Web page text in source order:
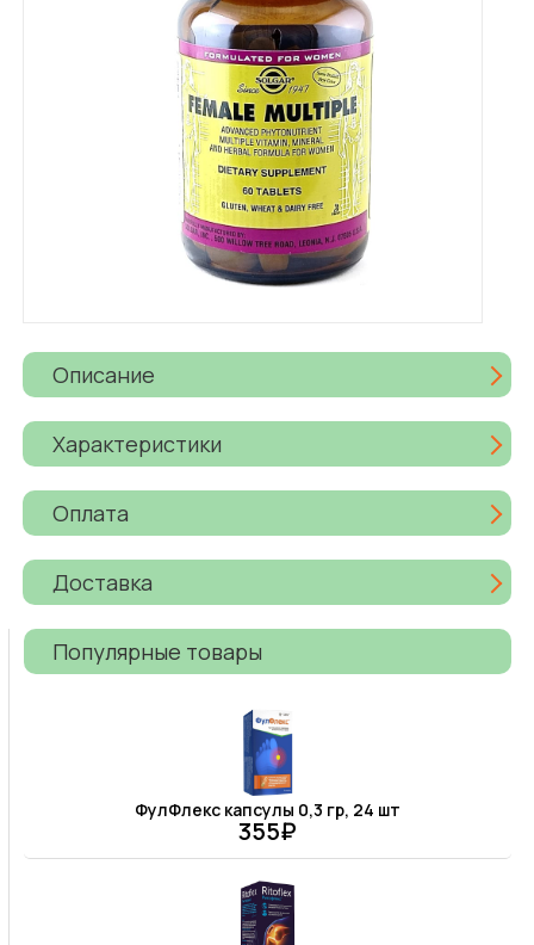
Описание
Характеристики
Оплата
Доставка
Популярные товары
ФулФлекс капсулы 0,3 гр, 24 шт
355₽